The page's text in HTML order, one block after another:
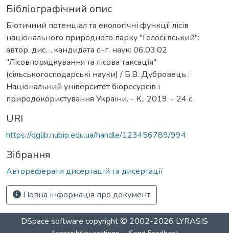
Бібліографічний опис
Біотичний потенціал та екологічні функції лісів
національного природного парку "Голосіївський":
автор. дис. ...кандидата с.-г. наук: 06.03.02
"Лісовпорядкування та лісова таксація"
(сільськогосподарські науки) / Б.В. Дубровець ;
Національний університет біоресурсів і
природокористування України. - К., 2019. - 24 с.
URI
https://dglib.nubip.edu.ua/handle/123456789/994
Зібрання
Автореферати дисертацій та дисертації
Повна інформація про документ
DSpace software copyright © 2002-2026 LYRASIS